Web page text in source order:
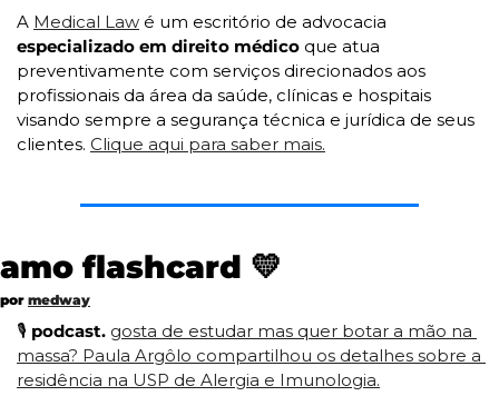
A Medical Law
especializado em direito médico que atua
preventivamente com serviços direcionados aos
profissionais da área da saúde, clínicas e hospitais
visando sempre a segurança técnica e jurídica de seus
clientes. Clique aqui para saber mais.
amo flashcard 💛
por medway
🎙 podcast. gosta de estudar mas quer botar a mão na
massa? Paula Argôlo compartilhou os detalhes sobre a
residência na USP de Alergia e Imunologia.